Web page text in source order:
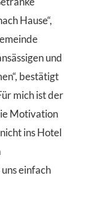
Hause“,
und
bestätigt
mich ist der
Motivation
ins Hotel
einfach